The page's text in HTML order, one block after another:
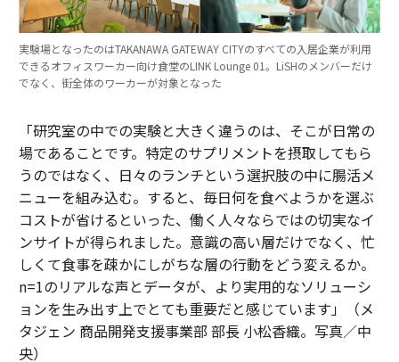
実験場となったのはTAKANAWA GATEWAY CITYのすべての入居企業が利用
できるオフィスワーカー向け食堂のLINK Lounge 01。LiSHのメンバーだけ
でなく、街全体のワーカーが対象となった
「研究室の中での実験と大きく違うのは、そこが日常の
場であることです。特定のサプリメントを摂取してもら
うのではなく、日々のランチという選択肢の中に腸活メ
ニューを組み込む。すると、毎日何を食べようかを選ぶ
コストが省けるといった、働く人々ならではの切実なイ
ンサイトが得られました。意識の高い層だけでなく、忙
しくて食事を疎かにしがちな層の行動をどう変えるか。
n=1のリアルな声とデータが、より実用的なソリューシ
ョンを生み出す上でとても重要だと感じています」（メ
タジェン 商品開発支援事業部 部長 小松香織。写真／中
央）